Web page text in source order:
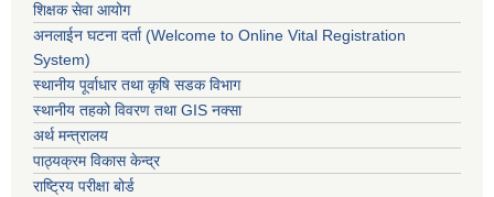
शिक्षक सेवा आयोग
अनलाईन घटना दर्ता (Welcome to Online Vital Registration
System)
स्थानीय पूर्वाधार तथा कृषि सडक विभाग
स्थानीय तहको विवरण तथा GIS नक्सा
अर्थ मन्त्रालय
पाठ्यक्रम विकास केन्द्र
राष्ट्रिय परीक्षा बोर्ड